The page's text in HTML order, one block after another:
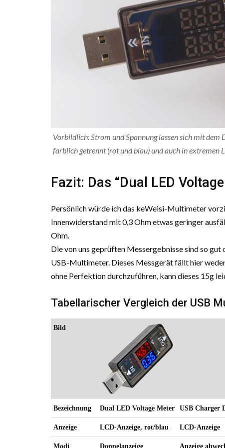
Vorbildlich: Strom und Spannung lassen sich mit
farblich getrennt (rot und blau) und auch in extremen
Fazit: Das “Dual LED
Persönlich würde ich das keWeisi-Multimeter
Innenwiderstand mit 0,3 Ohm etwas geringer
Ohm.
Die von uns geprüften Messergebnisse sind so
USB-Multimeter. Dieses Messgerät fällt hier
ohne Perfektion durchzuführen, kann dieses 15g
Tabellarischer Vergleich der USB
Bild
Bezeichnung Dual LED Voltage Meter USB Charger
Anzeige LCD-Anzeige, rot/blau LCD-Anzeige
Modi Doppelanzeige Anzeige